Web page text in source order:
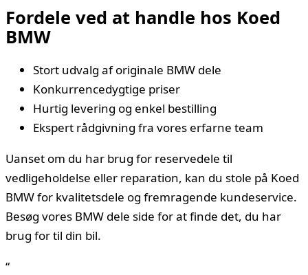
Fordele ved at handle hos Koed
BMW
Stort udvalg af originale BMW dele
Konkurrencedygtige priser
Hurtig levering og enkel bestilling
Ekspert rådgivning fra vores erfarne team
Uanset om du har brug for reservedele til
vedligeholdelse eller reparation, kan du stole på Koed
BMW for kvalitetsdele og fremragende kundeservice.
Besøg vores BMW dele side for at finde det, du har
brug for til din bil.
“